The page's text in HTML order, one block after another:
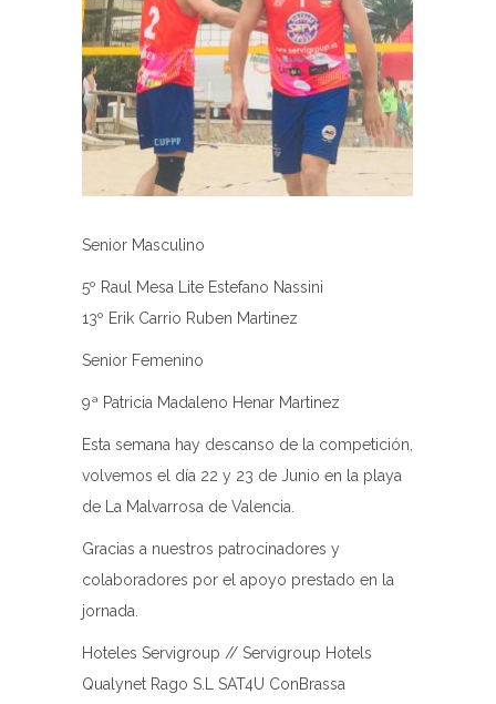
Senior Masculino
5º Raul Mesa Lite Estefano Nassini
13º Erik Carrio Ruben Martinez
Senior Femenino
9ª Patricia Madaleno Henar Martinez
Esta semana hay descanso de la competición,
volvemos el día 22 y 23 de Junio en la playa
de La Malvarrosa de Valencia.
Gracias a nuestros patrocinadores y
colaboradores por el apoyo prestado en la
jornada.
Hoteles Servigroup // Servigroup Hotels
Qualynet Rago S.L SAT4U ConBrassa